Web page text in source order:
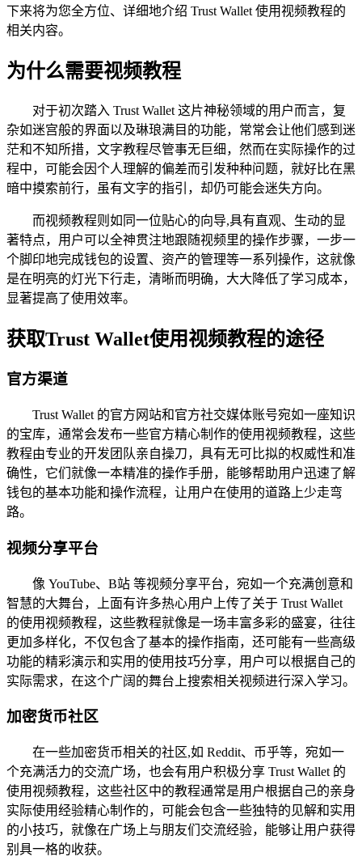
下来将为您全方位、详细地介绍 Trust Wallet 使用视频教程的
相关内容。
为什么需要视频教程
对于初次踏入 Trust Wallet 这片神秘领域的用户而言，复
杂如迷宫般的界面以及琳琅满目的功能，常常会让他们感到迷
茫和不知所措，文字教程尽管事无巨细，然而在实际操作的过
程中，可能会因个人理解的偏差而引发种种问题，就好比在黑
暗中摸索前行，虽有文字的指引，却仍可能会迷失方向。
而视频教程则如同一位贴心的向导,具有直观、生动的显
著特点，用户可以全神贯注地跟随视频里的操作步骤，一步一
个脚印地完成钱包的设置、资产的管理等一系列操作，这就像
是在明亮的灯光下行走，清晰而明确，大大降低了学习成本，
显著提高了使用效率。
获取Trust Wallet使用视频教程的途径
官方渠道
Trust Wallet 的官方网站和官方社交媒体账号宛如一座知识
的宝库，通常会发布一些官方精心制作的使用视频教程，这些
教程由专业的开发团队亲自操刀，具有无可比拟的权威性和准
确性，它们就像一本精准的操作手册，能够帮助用户迅速了解
钱包的基本功能和操作流程，让用户在使用的道路上少走弯
路。
视频分享平台
像 YouTube、B站 等视频分享平台，宛如一个充满创意和
智慧的大舞台，上面有许多热心用户上传了关于 Trust Wallet
的使用视频教程，这些教程就像是一场丰富多彩的盛宴，往往
更加多样化，不仅包含了基本的操作指南，还可能有一些高级
功能的精彩演示和实用的使用技巧分享，用户可以根据自己的
实际需求，在这个广阔的舞台上搜索相关视频进行深入学习。
加密货币社区
在一些加密货币相关的社区,如 Reddit、币乎等，宛如一
个充满活力的交流广场，也会有用户积极分享 Trust Wallet 的
使用视频教程，这些社区中的教程通常是用户根据自己的亲身
实际使用经验精心制作的，可能会包含一些独特的见解和实用
的小技巧，就像在广场上与朋友们交流经验，能够让用户获得
别具一格的收获。